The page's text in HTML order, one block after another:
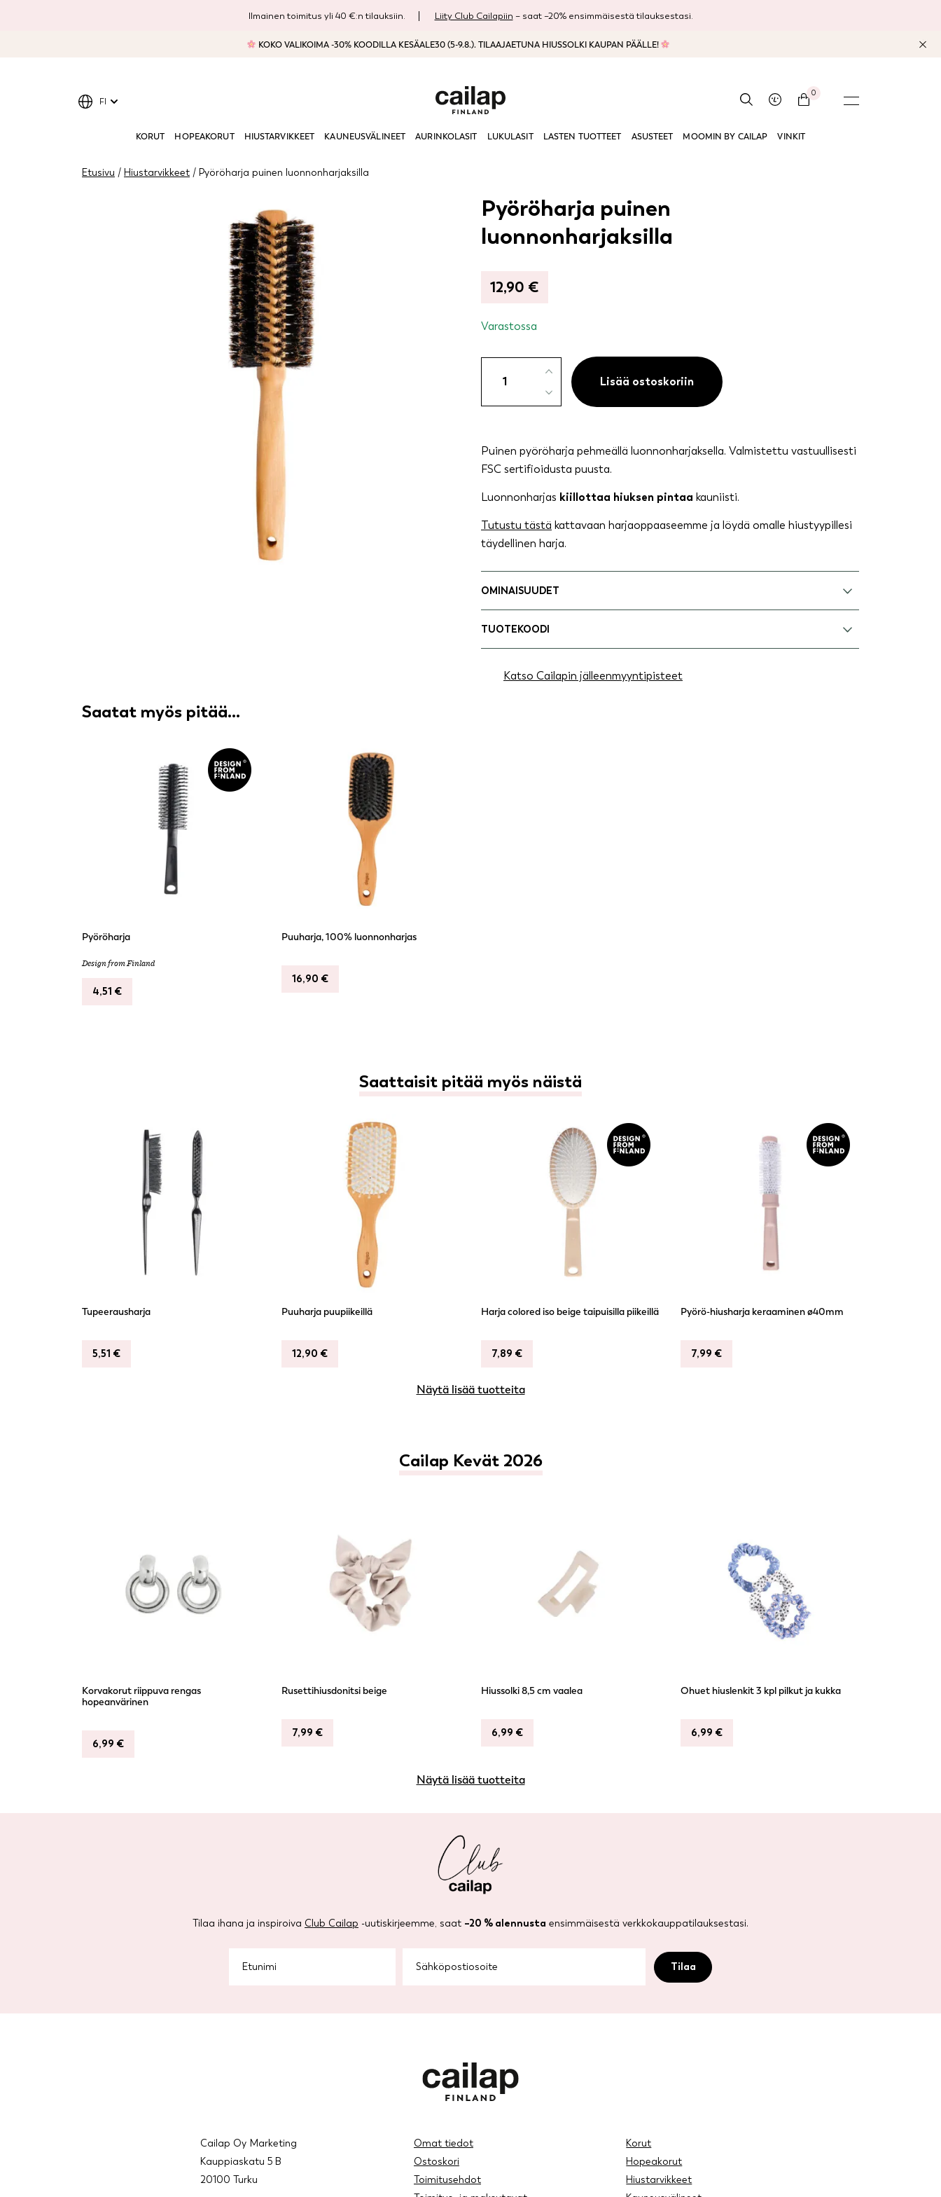
Ilmainen toimitus yli 40 €:n tilauksiin. Liity Club Cailapiin – saat –20% ensimmäisestä tilauksestasi.
KOKO VALIKOIMA -30% KOODILLA KESÄALE30 (5-9.8.). TILAAJAETUNA HIUSSOLKI KAUPAN PÄÄLLE!
0
KORUT HOPEAKORUT HIUSTARVIKKEET KAUNEUSVÄLINEET AURINKOLASIT LUKULASIT LASTEN TUOTTEET ASUSTEET MOOMIN BY CAILAP VINKIT
FI
Etusivu / Hiustarvikkeet / Pyöröharja puinen luonnonharjaksilla
Pyöröharja puinen
luonnonharjaksilla
12,90 €
Varastossa
puinen
luonnonharjaksilla
Lisää ostoskoriin
Puinen pyöröharja pehmeällä luonnonharjaksella. Valmistettu vastuullisesti
FSC sertifioidusta puusta.
Luonnonharjas kiillottaa hiuksen pintaa kauniisti.
Tutustu tästä kattavaan harjaoppaaseemme ja löydä omalle hiustyypillesi
täydellinen harja.
OMINAISUUDET
TUOTEKOODI
Katso Cailapin jälleenmyyntipisteet
Saatat myös pitää...
Pyöröharja
Design from Finland
4,51 €
Puuharja, 100% luonnonharjas
16,90 €
Saattaisit pitää myös näistä
Tupeerausharja
5,51 €
Puuharja puupiikeillä
12,90 €
Harja colored iso beige taipuisilla piikeillä
7,89 €
Pyörö-hiusharja keraaminen ø40mm
7,99 €
Näytä lisää tuotteita
Cailap Kevät 2026
Korvakorut riippuva rengas
hopeanvärinen
6,99 €
Rusettihiusdonitsi beige
7,99 €
Hiussolki 8,5 cm vaalea
6,99 €
Ohuet hiuslenkit 3 kpl pilkut ja kukka
6,99 €
Näytä lisää tuotteita
Tilaa ihana ja inspiroiva Club Cailap -uutiskirjeemme, saat –20 % alennusta ensimmäisestä verkkokauppatilauksestasi.
Cailap Oy Marketing
Kauppiaskatu 5 B
20100 Turku
Omat tiedot
Ostoskori
Toimitusehdot
Korut
Hopeakorut
Hiustarvikkeet